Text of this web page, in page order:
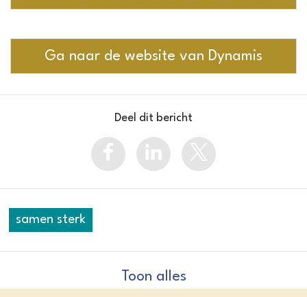
Ga naar de website van Dynamis
Deel dit bericht
samen sterk
Toon alles